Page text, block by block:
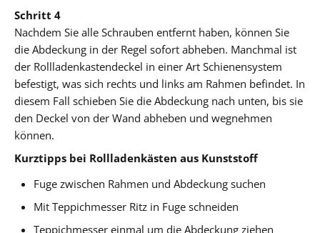
Schritt 4
Nachdem Sie alle Schrauben entfernt haben, können Sie
die Abdeckung in der Regel sofort abheben. Manchmal ist
der Rollladenkastendeckel in einer Art Schienensystem
befestigt, was sich rechts und links am Rahmen befindet. In
diesem Fall schieben Sie die Abdeckung nach unten, bis sie
den Deckel von der Wand abheben und wegnehmen
können.
Kurztipps bei Rollladenkästen aus Kunststoff
Fuge zwischen Rahmen und Abdeckung suchen
Mit Teppichmesser Ritz in Fuge schneiden
Teppichmesser einmal um die Abdeckung ziehen